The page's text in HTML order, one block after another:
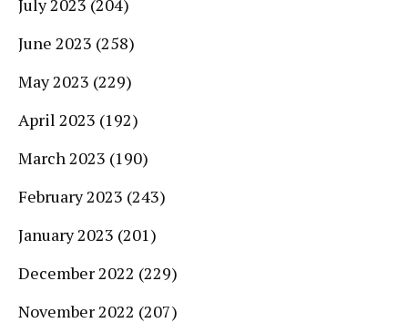
June 2023 (258)
May 2023 (229)
April 2023 (192)
March 2023 (190)
February 2023 (243)
January 2023 (201)
December 2022 (229)
November 2022 (207)